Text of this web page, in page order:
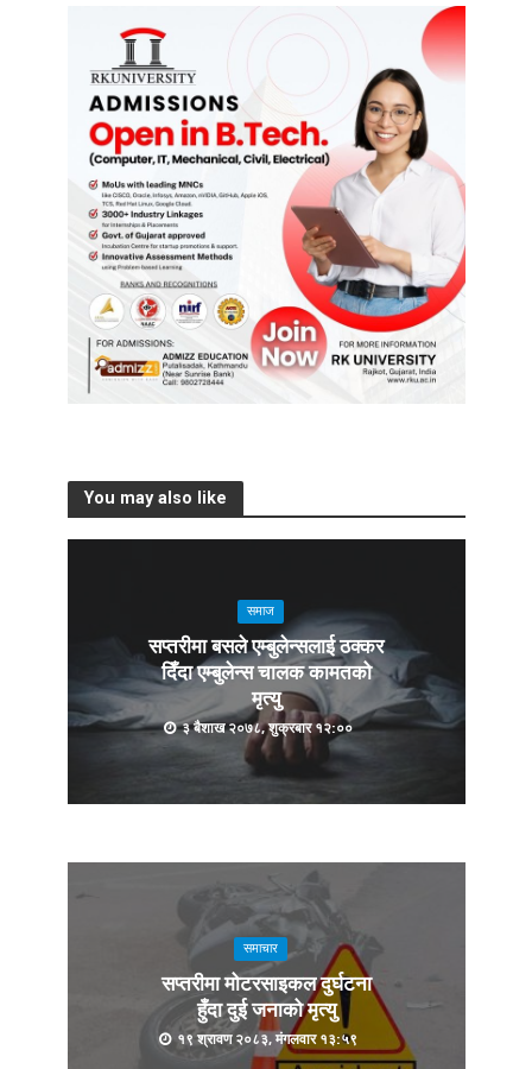
You may also like
समाज
सप्तरीमा बसले एम्बुलेन्सलाई ठक्कर
दिँदा एम्बुलेन्स चालक कामतको
मृत्यु
३ बैशाख २०७८, शुक्रबार १२:००
समाचार
सप्तरीमा मोटरसाइकल दुर्घटना
हुँदा दुई जनाको मृत्यु
१९ श्रावण २०८३, मंगलवार १३:५९